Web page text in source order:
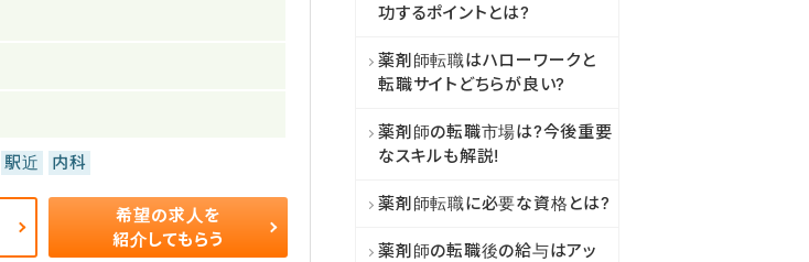
駅近 内科
希望の求人を
紹介してもらう
功するポイントとは?
薬剤師転職はハローワークと
転職サイトどちらが良い?
薬剤師の転職市場は?今後重要
なスキルも解説!
薬剤師転職に必要な資格とは?
薬剤師の転職後の給与はアッ